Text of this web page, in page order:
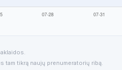
tam tikrą naujų prenumeratorių ribą.